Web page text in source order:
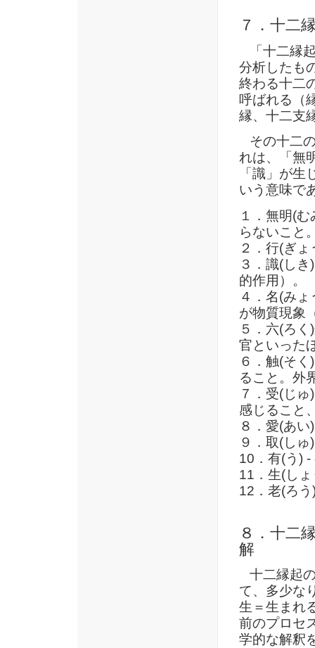
７．十二
「十二縁
分析したも
終わる十二
呼ばれる（
縁、十二支
その十二
れは、「無
「識」が
いう意味で
１．無明(
らないこと
２．行(ぎ
３．識(し
的作用）。
４．名(み
が物質現象
５．六(ろ
官といった
６．触(そ
ること。外
７．受(じ
感じること
８．愛(あ
９．取(し
10．有(う)
11．生(し
12．老(ろ
８．十二
解
十二縁起
て、多少な
生＝生まれ
前のプロセ
学的な解釈